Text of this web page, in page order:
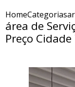
HomeCategorias
área de
Preço